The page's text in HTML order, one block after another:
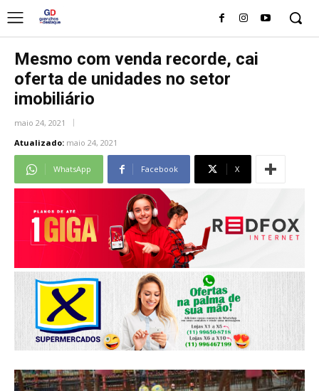
Mesmo com venda recorde, cai
oferta de unidades no setor
imobiliário
maio 24, 2021
Atualizado: maio 24, 2021
WhatsApp Facebook X